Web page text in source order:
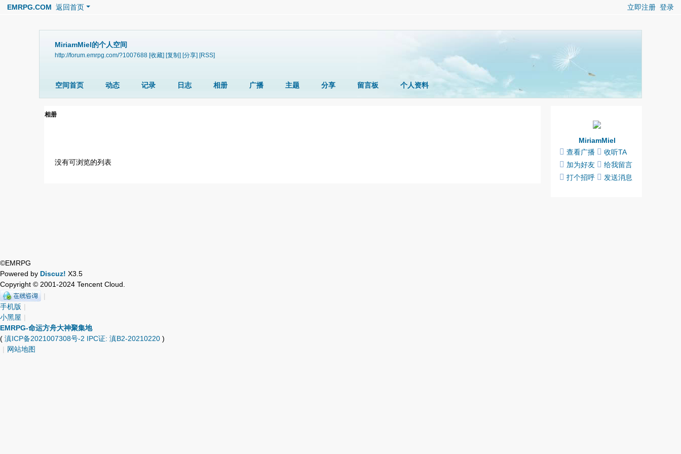
立即注册 登录
EMRPG.COM 返回首页
MiriamMiel的个人空间
http://forum.emrpg.com/?1007688 [收藏] [复制] [分享] [RSS]
空间首页 动态 记录 日志 相册 广播 主题 分享 留言板 个人资料
相册
没有可浏览的列表
MiriamMiel
查看广播
收听TA
加为好友
给我留言
打个招呼
发送消息
©EMRPG
Powered by Discuz! X3.5
Copyright © 2001-2024 Tencent Cloud.
|
手机版 |
小黑屋 |
EMRPG-命运方舟大神聚集地
( 滇ICP备2021007308号-2 IPC证: 滇B2-20210220 )
| 网站地图